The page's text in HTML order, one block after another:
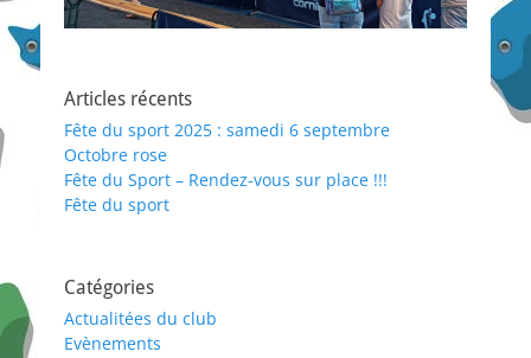
Articles récents
Fête du sport 2025 : samedi 6 septembre
Octobre rose
Fête du Sport – Rendez-vous sur place !!!
Fête du sport
Catégories
Actualitées du club
Evènements